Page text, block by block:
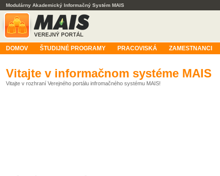
Modulárny Akademický Informačný Systém MAIS
DOMOV ŠTUDIJNÉ PROGRAMY PRACOVISKÁ ZAMESTNANCI
Vitajte v informačnom systéme MAIS
Vitajte v rozhraní Verejného portálu infromačného systému MAIS!